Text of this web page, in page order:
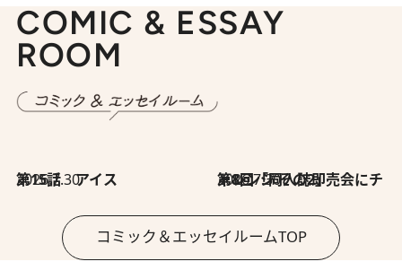
COMIC & ESSAY
ROOM
2026.7.30
第15話 アイス 2026.7.30
第8回「同人誌即売会にチャレンジ その2」
コミック＆エッセイルームTOP